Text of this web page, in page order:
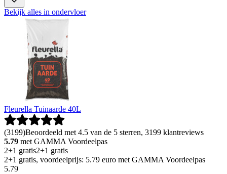
Bekijk alles in ondervloer
Fleurella Tuinaarde 40L
(3199)Beoordeeld met 4.5 van de 5 sterren, 3199 klantreviews
5.79 met GAMMA Voordeelpas
2+1 gratis2+1 gratis
2+1 gratis, voordeelprijs: 5.79 euro met GAMMA Voordeelpas
5.79